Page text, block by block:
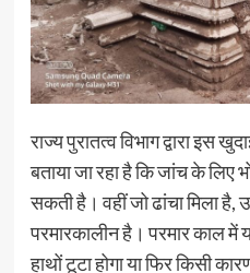
राज्य पुरातत्व विभाग द्वारा इस
बताया जा रहा है कि जांच के लिए
सकती है। वहीं जो ढांचा मिला
परमारकालीन है। परमार काल में
हाथों टूटा होगा या फिर किसी